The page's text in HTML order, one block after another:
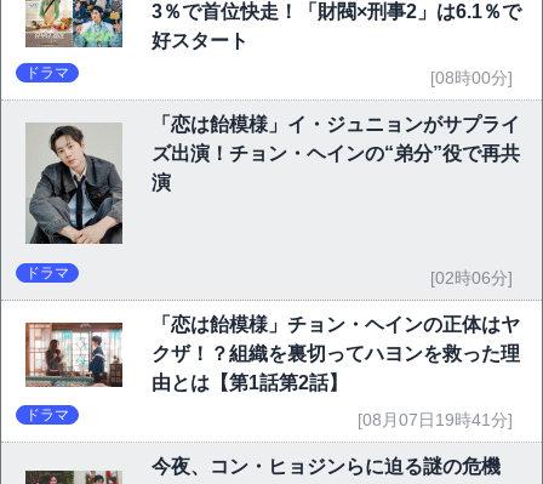
3％で首位快走！「財閥×刑事2」は6.1％で
好スタート
ドラマ [08時00分]
「恋は飴模様」イ・ジュニョンがサプライ
ズ出演！チョン・ヘインの“弟分”役で再共
演
ドラマ [02時06分]
「恋は飴模様」チョン・ヘインの正体はヤ
クザ！？組織を裏切ってハヨンを救った理
由とは【第1話第2話】
ドラマ [08月07日19時41分]
今夜、コン・ヒョジンらに迫る謎の危機